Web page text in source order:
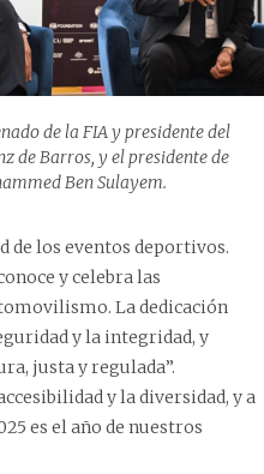
de la FIA y presidente del
de Barros, y el presidente de
Ben Sulayem.
de los eventos deportivos.
y celebra las
La dedicación
y la integridad, y
justa y regulada”.
y la diversidad, y a
es el año de nuestros